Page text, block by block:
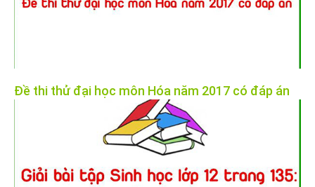
Đề thi thử đại học môn Hóa năm 2017 có đáp án